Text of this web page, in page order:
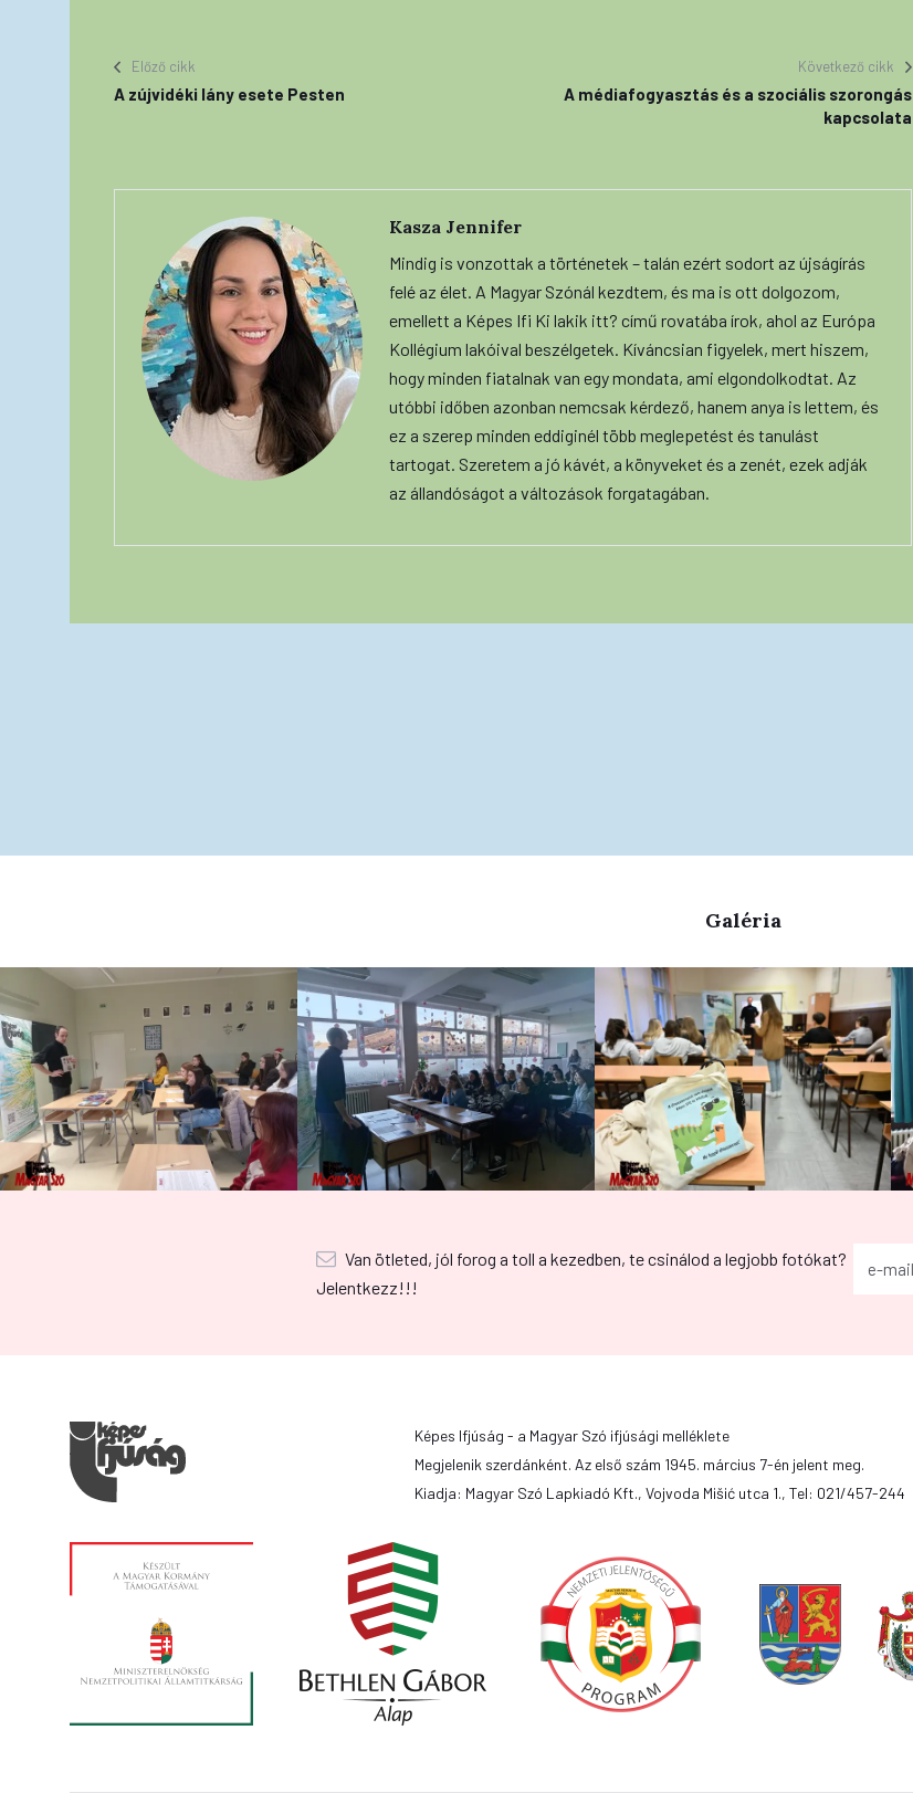
Előző cikk
A zújvidéki lány esete Pesten
Következő cikk
A médiafogyasztás és a szociális szorongás
kapcsolata
Kasza Jennifer
Mindig is vonzottak a történetek – talán ezért sodort az újságírás
felé az élet. A Magyar Szónál kezdtem, és ma is ott dolgozom,
emellett a Képes Ifi Ki lakik itt? című rovatába írok, ahol az Európa
Kollégium lakóival beszélgetek. Kíváncsian figyelek, mert hiszem,
hogy minden fiatalnak van egy mondata, ami elgondolkodtat. Az
utóbbi időben azonban nemcsak kérdező, hanem anya is lettem, és
ez a szerep minden eddiginél több meglepetést és tanulást
tartogat. Szeretem a jó kávét, a könyveket és a zenét, ezek adják
az állandóságot a változások forgatagában.
Galéria
Van ötleted, jól forog a toll a kezedben, te csinálod a legjobb fotókat?
Jelentkezz!!!
Képes Ifjúság - a Magyar Szó ifjúsági melléklete
Megjelenik szerdánként. Az első szám 1945. március 7-én jelent meg.
Kiadja: Magyar Szó Lapkiadó Kft., Vojvoda Mišić utca 1., Tel: 021/457-244